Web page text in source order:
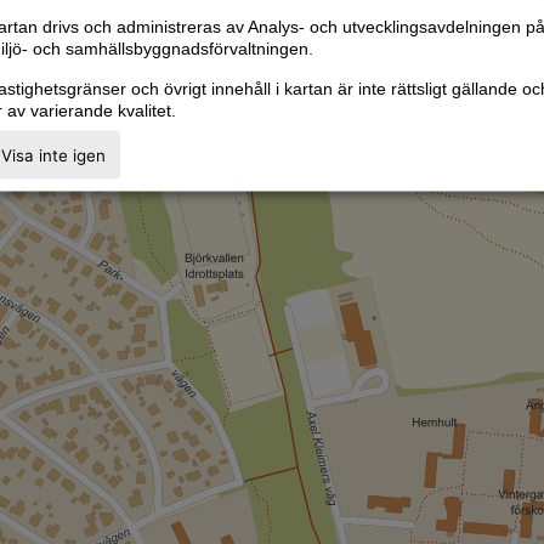
drivs och administreras av Analys- och utvecklingsavdelningen på
och samhällsbyggnadsförvaltningen.
och övrigt innehåll i kartan är inte rättsligt gällande
av varierande kvalitet.
Visa inte igen